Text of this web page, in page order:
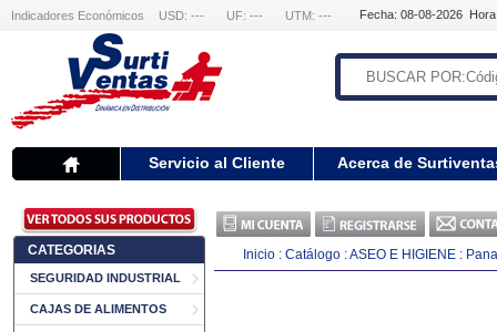
Indicadores Económicos USD: --- UF: --- UTM: --- Fecha: 08-08-2026
Servicio al Cliente Acerca de
CATEGORIAS
SEGURIDAD INDUSTRIAL
CAJAS DE ALIMENTOS
Inicio : Catálogo :ASEO E HIGIENE :